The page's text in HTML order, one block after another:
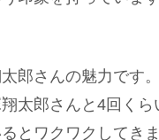
郎さんの魅力です
太郎さんと4回く
とワクワクしてき